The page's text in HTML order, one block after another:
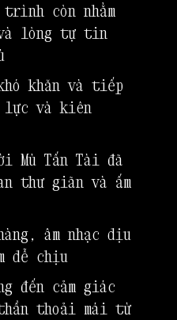
còn nhằm
lòng tự tin
khăn và tiếp
lực và kiên
Mù Tấn Tài đã
thư giãn và ấm
âm nhạc dịu
dễ chịu
đến cảm giác
thoải mái từ